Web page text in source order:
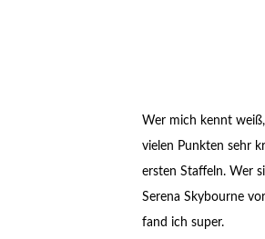
Wer mich kennt
vielen Punkten sehr
ersten Staffeln. Wer
Serena Skybourne
fand ich super.